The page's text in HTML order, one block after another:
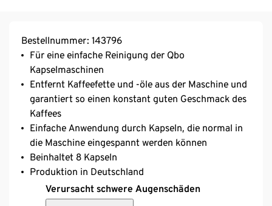
Bestellnummer: 143796
Für eine einfache Reinigung der Qbo
Kapselmaschinen​
Entfernt Kaffeefette und -öle aus der Maschine und
garantiert so einen konstant guten Geschmack des
Kaffees​
Einfache Anwendung durch Kapseln, die normal in
die Maschine eingespannt werden können
Beinhaltet 8 Kapseln
Produktion in Deutschland​
Verursacht schwere Augenschäden